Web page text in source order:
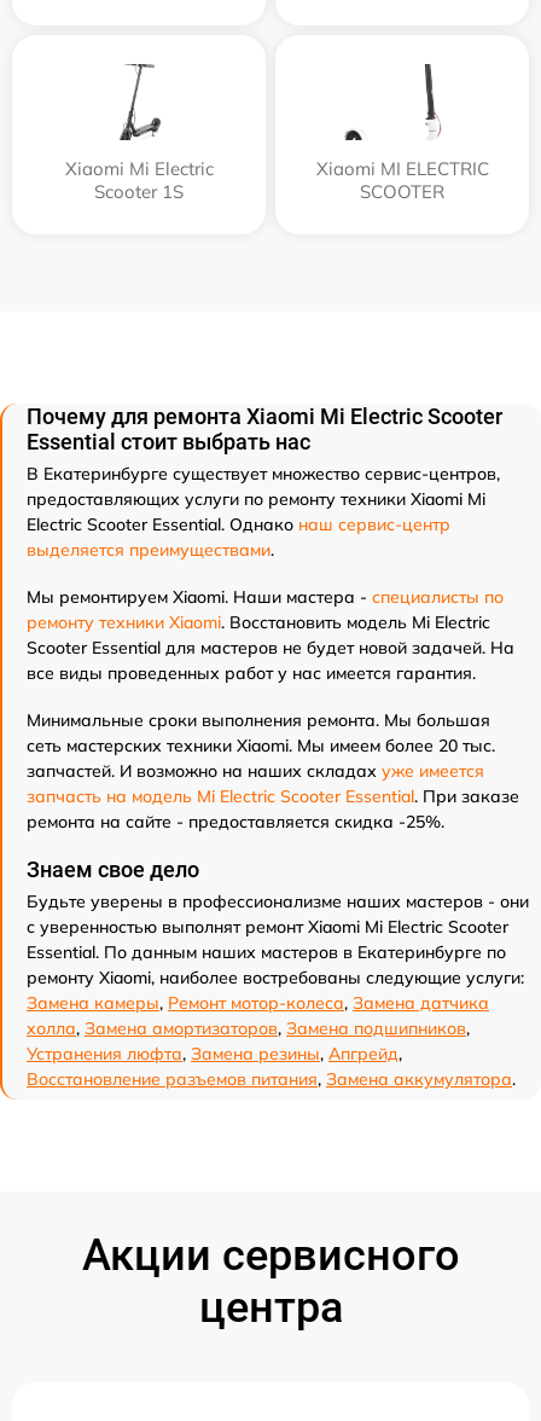
Xiaomi Mi Electric
Scooter 1S
Xiaomi MI ELECTRIC
SCOOTER
Почему для ремонта Xiaomi Mi Electric Scooter
Essential стоит выбрать нас
В Екатеринбурге существует множество сервис-центров,
предоставляющих услуги по ремонту техники Xiaomi Mi
Electric Scooter Essential. Однако наш сервис-центр
выделяется преимуществами.
Мы ремонтируем Xiaomi. Наши мастера - специалисты по
ремонту техники Xiaomi. Восстановить модель Mi Electric
Scooter Essential для мастеров не будет новой задачей. На
все виды проведенных работ у нас имеется гарантия.
Минимальные сроки выполнения ремонта. Мы большая
сеть мастерских техники Xiaomi. Мы имеем более 20 тыс.
запчастей. И возможно на наших складах уже имеется
запчасть на модель Mi Electric Scooter Essential. При заказе
ремонта на сайте - предоставляется скидка -25%.
Знаем свое дело
Будьте уверены в профессионализме наших мастеров - они
с уверенностью выполнят ремонт Xiaomi Mi Electric Scooter
Essential. По данным наших мастеров в Екатеринбурге по
ремонту Xiaomi, наиболее востребованы следующие услуги:
Замена камеры, Ремонт мотор-колеса, Замена датчика
холла, Замена амортизаторов, Замена подшипников,
Устранения люфта, Замена резины, Апгрейд,
Восстановление разъемов питания, Замена аккумулятора.
Акции сервисного
центра